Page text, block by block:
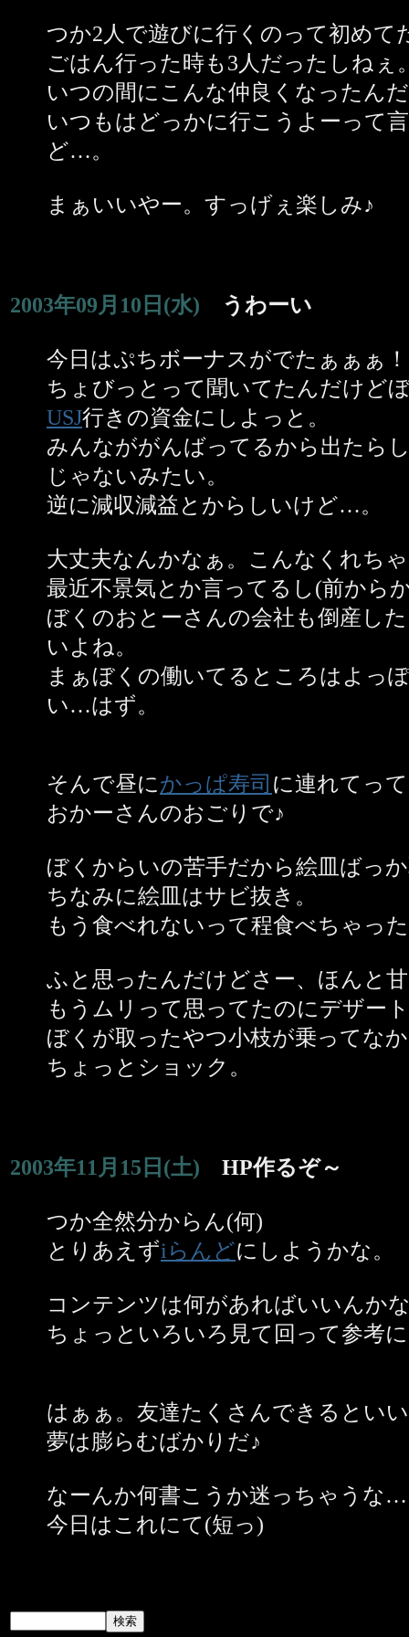
つか2人で遊びに行くのって初めて
ごはん行った時も3人だったしねぇ
いつの間にこんな仲良くなったん
いつもはどっかに行こうよーって
ど…。
まぁいいやー。すっげぇ楽しみ♪
2003年09月10日(水) うわーい
今日はぷちボーナスがでたぁぁぁ！
ちょびっとって聞いてたんだけど
USJ行きの資金にしよっと。
みんなががんばってるから出たら
じゃないみたい。
逆に減収減益とからしいけど…。
大丈夫なんかなぁ。こんなくれち
最近不景気とか言ってるし(前から
ぼくのおとーさんの会社も倒産し
いよね。
まぁぼくの働いてるところはよっ
い…はず。
そんで昼にかっぱ寿司 に連れてっ
おかーさんのおごりで♪
ぼくからいの苦手だから絵皿ばっ
ちなみに絵皿はサビ抜き。
もう食べれないって程食べちゃっ
ふと思ったんだけどさー、ほんと
もうムリって思ってたのにデザー
ぼくが取ったやつ小枝が乗ってな
ちょっとショック。
2003年11月15日(土) HP作るぞ～
つか全然分からん(何)
とりあえずiらんどにしようかな。
コンテンツは何があればいいんか
ちょっといろいろ見て回って参考
はぁぁ。友達たくさんできるとい
夢は膨らむばかりだ♪
なーんか何書こうか迷っちゃうな
今日はこれにて(短っ)